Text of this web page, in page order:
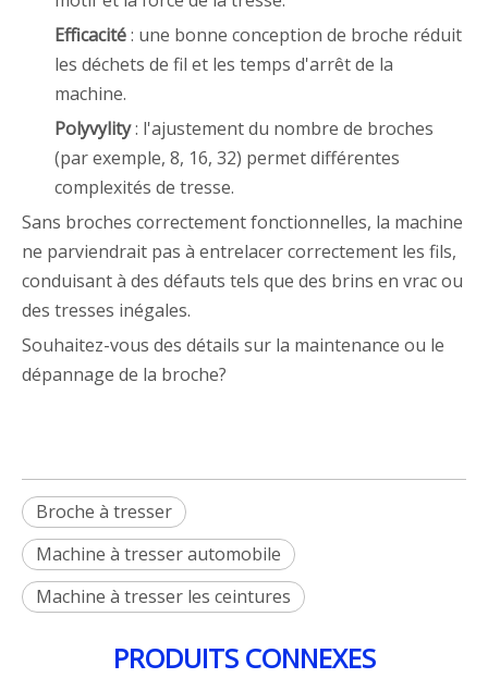
Efficacité: une bonne conception de broche réduit
les déchets de fil et les temps d'arrêt de la
machine.
Polyvylity: l'ajustement du nombre de broches
(par exemple, 8, 16, 32) permet différentes
complexités de tresse.
Sans broches correctement fonctionnelles, la machine
ne parviendrait pas à entrelacer correctement les fils,
conduisant à des défauts tels que des brins en vrac ou
des tresses inégales.
Souhaitez-vous des détails sur la maintenance ou le
dépannage de la broche?
Broche à tresser
Machine à tresser automobile
Machine à tresser les ceintures
PRODUITS CONNEXES